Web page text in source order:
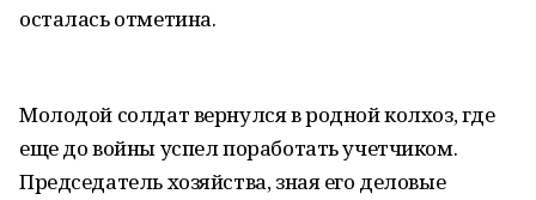
осталась отметина.
Молодой солдат вернулся в родной колхоз, где
еще до войны успел поработать учетчиком.
Председатель хозяйства, зная его деловые